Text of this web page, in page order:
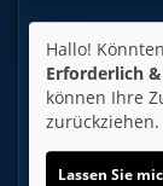
(ab 6 J. in
Hallo!
Erforderlich
können Ihre
zurückziehen.
Lassen Sie